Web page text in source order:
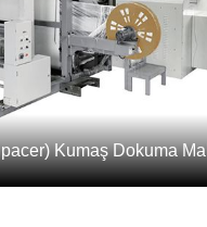
Kumaş Dokuma